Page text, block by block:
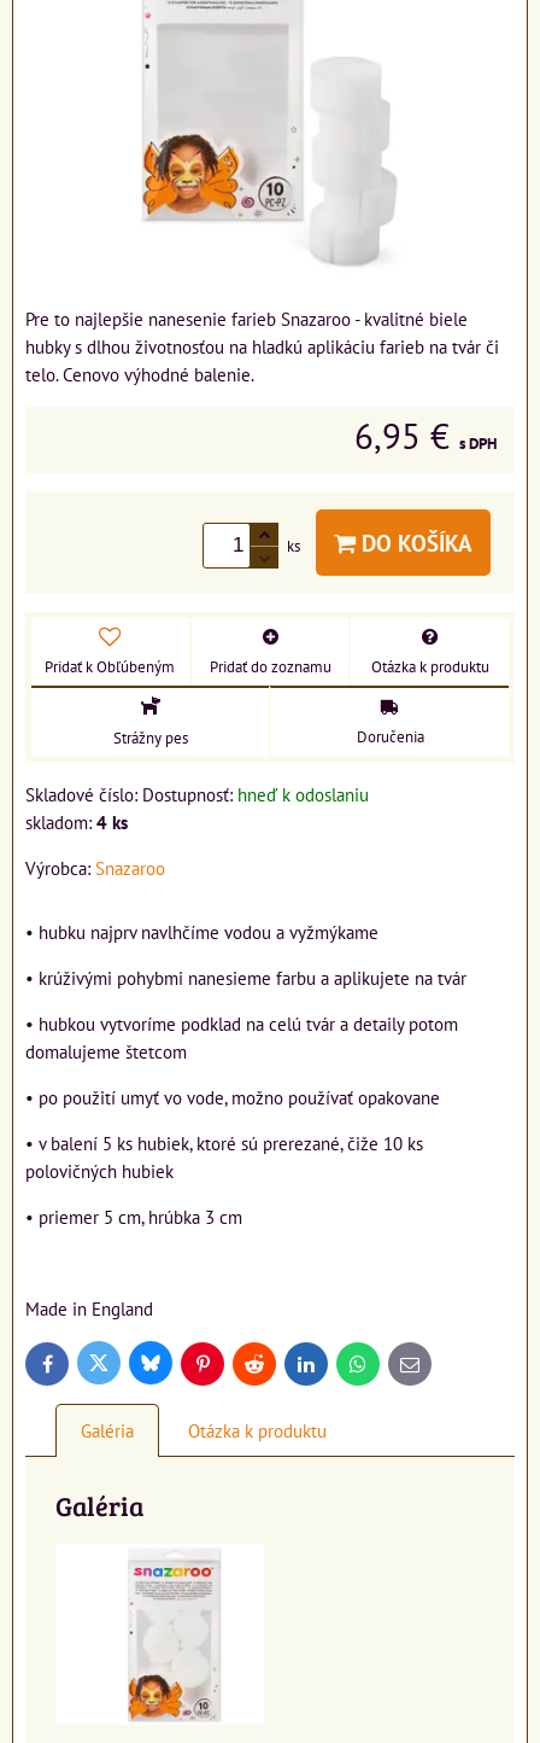
Pre to najlepšie nanesenie farieb Snazaroo - kvalitné biele
hubky s dlhou životnosťou na hladkú aplikáciu farieb na tvár či
telo. Cenovo výhodné balenie.
6,95 € s DPH
ks DO KOŠÍKA
Pridať k Obľúbeným Pridať do zoznamu Otázka k produktu
Strážny pes Doručenia
Skladové číslo: Dostupnosť: hneď k odoslaniu
skladom: 4 ks
Výrobca: Snazaroo
• hubku najprv navlhčíme vodou a vyžmýkame
• krúživými pohybmi nanesieme farbu a aplikujete na tvár
• hubkou vytvoríme podklad na celú tvár a detaily potom
domalujeme štetcom
• po použití umyť vo vode, možno používať opakovane
• v balení 5 ks hubiek, ktoré sú prerezané, čiže 10 ks
polovičných hubiek
• priemer 5 cm, hrúbka 3 cm
Made in England
FacebookTwitter BlueskyPinterestReddit LinkedInWhatsApp
E-
mail
Galéria Otázka k produktu
Galéria